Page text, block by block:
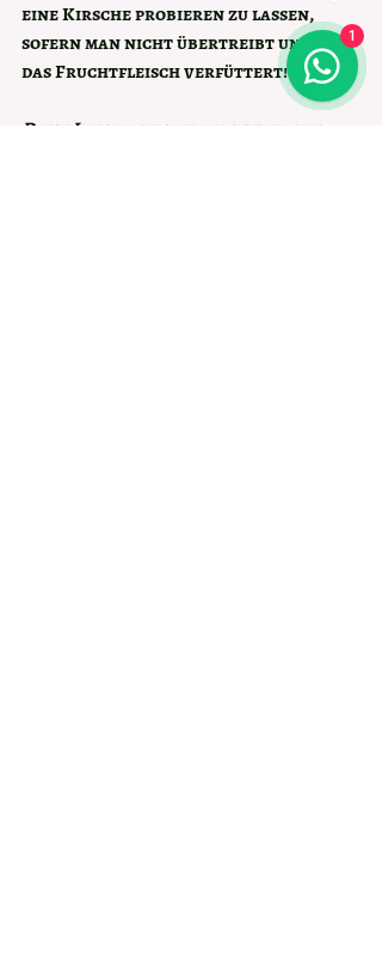
eine Kirsche probieren zu lassen,
sofern man nicht übertreibt und nur
das Fruchtfleisch verfüttert!
Diese Informationen ersetzen auf
1